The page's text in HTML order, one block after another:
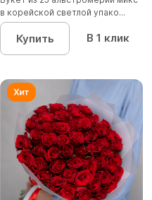
в корейской светлой упако...
Купить В 1 клик